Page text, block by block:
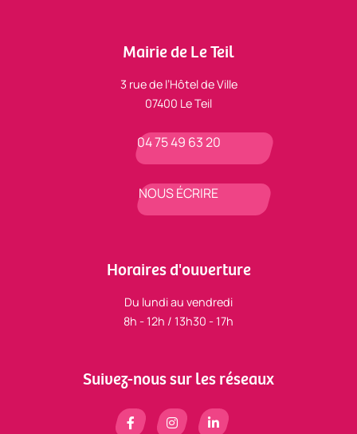
Mairie de Le Teil
3 rue de l’Hôtel de Ville
07400 Le Teil
04 75 49 63 20
NOUS ÉCRIRE
Horaires d'ouverture
Du lundi au vendredi
8h - 12h / 13h30 - 17h
Suivez-nous sur les réseaux